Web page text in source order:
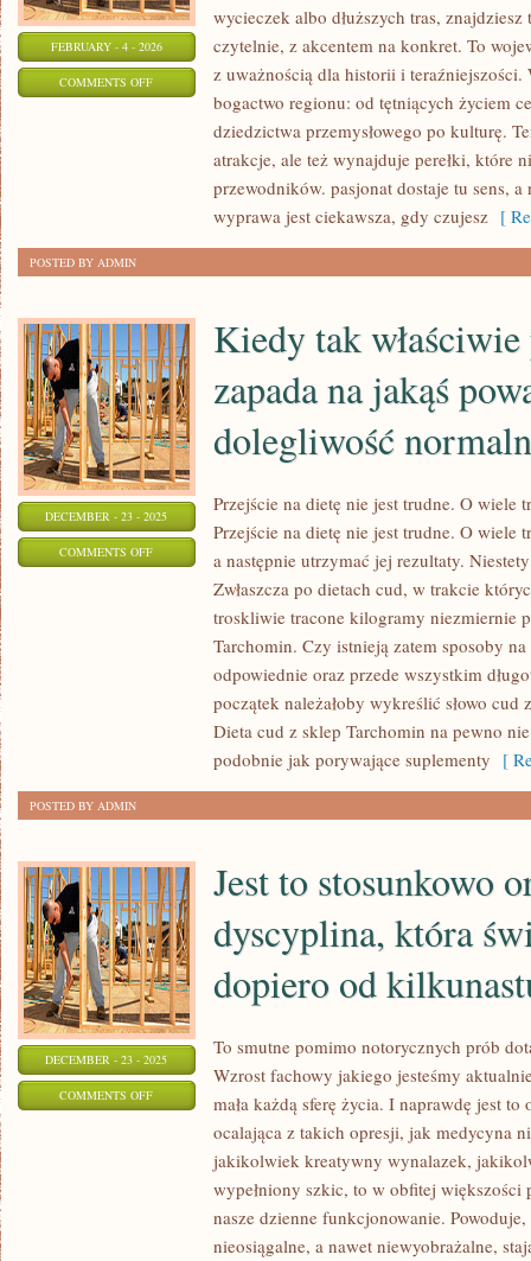
FEBRUARY - 4 - 2026
COMMENTS OFFON
CZĘSTOCHOWA
wycieczek albo dłuższych tras,
czytelnie, z akcentem na konkret. To
z uważnością dla historii i teraźniejszości.
bogactwo regionu: od tętniących życiem
dziedzictwa przemysłowego po kulturę.
atrakcje, ale też wynajduje perełki, które
przewodników. pasjonat dostaje tu sens,
wyprawa jest ciekawsza, gdy czujesz [
POSTED BY ADMIN
DECEMBER - 23 - 2025
COMMENTS OFFON
WŁAŚCIWIE
POWAŻNĄ
DOLEGLIWOŚĆ
Kiedy tak
zapada na jakąś
dolegliwość
Przejście na dietę nie jest trudne. O wiele
Przejście na dietę nie jest trudne. O wiele
a następnie utrzymać jej rezultaty.
Zwłaszcza po dietach cud, w trakcie
troskliwie tracone kilogramy niezmiernie
Tarchomin. Czy istnieją zatem sposoby
odpowiednie oraz przede wszystkim
początek należałoby wykreślić słowo
Dieta cud z sklep Tarchomin na pewno
podobnie jak porywające suplementy [
POSTED BY ADMIN
DECEMBER - 23 - 2025
COMMENTS OFFON
ORYGINALNA
DYSCYPLINA,
Jest to stosunkowo
dyscyplina, która
dopiero od
To smutne pomimo notorycznych prób
Wzrost fachowy jakiego jesteśmy
mała każdą sferę życia. I naprawdę jest
ocalająca z takich opresji, jak medycyna
jakikolwiek kreatywny wynalazek,
wypełniony szkic, to w obfitej większości
nasze dzienne funkcjonowanie.
nieosiągalne, a nawet niewyobrażalne,